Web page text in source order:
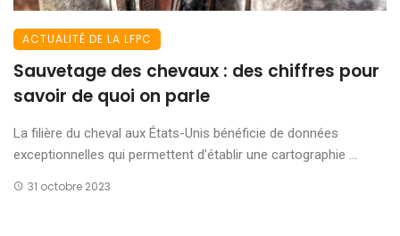
ACTUALITÉ DE LA LFPC
Sauvetage des chevaux : des chiffres pour
savoir de quoi on parle
La filière du cheval aux États-Unis bénéficie de données
exceptionnelles qui permettent d’établir une cartographie ...
31 octobre 2023